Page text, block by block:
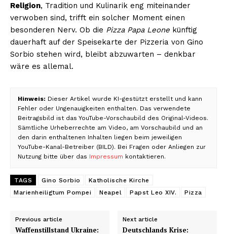
Religion, Tradition und Kulinarik eng miteinander
verwoben sind, trifft ein solcher Moment einen
besonderen Nerv. Ob die Pizza Papa Leone künftig
dauerhaft auf der Speisekarte der Pizzeria von Gino
Sorbio stehen wird, bleibt abzuwarten – denkbar
wäre es allemal.
Hinweis: Dieser Artikel wurde KI-gestützt erstellt und kann
Fehler oder Ungenauigkeiten enthalten. Das verwendete
Beitragsbild ist das YouTube-Vorschaubild des Original-Videos.
Sämtliche Urheberrechte am Video, am Vorschaubild und an
den darin enthaltenen Inhalten liegen beim jeweiligen
YouTube-Kanal-Betreiber (BILD). Bei Fragen oder Anliegen zur
Nutzung bitte über das Impressum kontaktieren.
TAGS Gino Sorbio
Katholische Kirche
Marienheiligtum Pompei
Neapel Papst Leo XIV. Pizza
Previous article
Waffenstillstand Ukraine:
Next article
Deutschlands Krise: